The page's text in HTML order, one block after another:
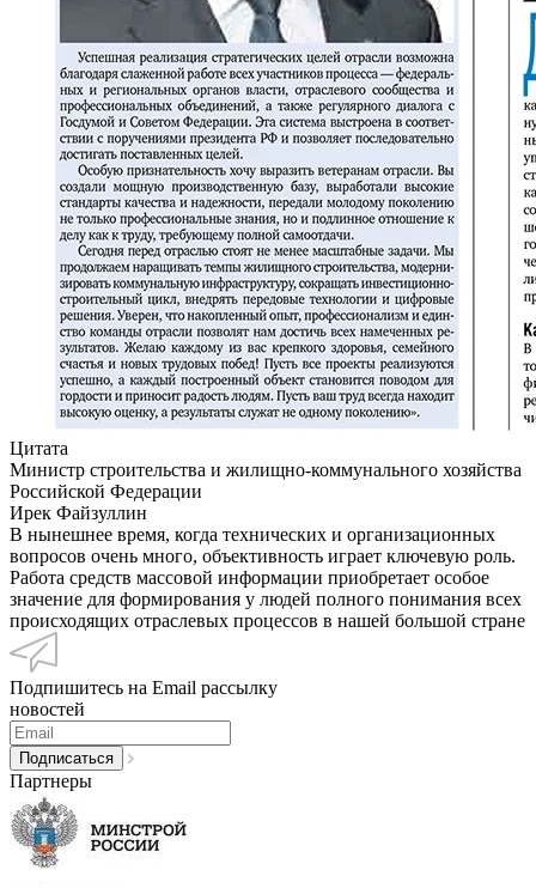
Цитата
Министр строительства и жилищно-коммунального хозяйства
Российской Федерации
Ирек Файзуллин
В нынешнее время, когда технических и организационных
вопросов очень много, объективность играет ключевую роль.
Работа средств массовой информации приобретает особое
значение для формирования у людей полного понимания всех
происходящих отраслевых процессов в нашей большой стране
Подпишитесь на Email рассылку
новостей
Партнеры